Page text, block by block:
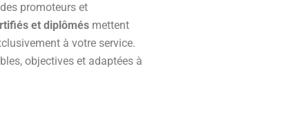
promoteurs et
et diplômés mettent
à votre service.
objectives et adaptées à